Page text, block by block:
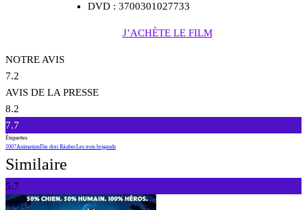
DVD : 3700301027733
J’ACHÈTE LE FILM
NOTRE AVIS
7.2
AVIS DE LA PRESSE
8.2
7.7
Étiquettes
2007AnimationDie drei RäuberLes trois brigands
Similaire
5.7